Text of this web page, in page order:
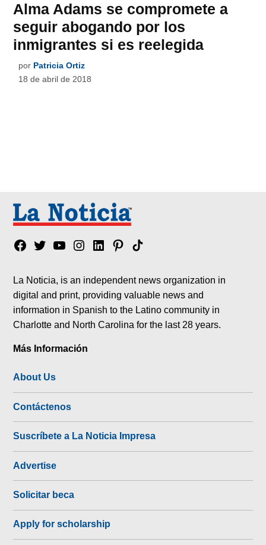
Alma Adams se compromete a
seguir abogando por los
inmigrantes si es reelegida
por Patricia Ortiz
18 de abril de 2018
Facebook
TwitterYouTubeInstagram
LinkedinPinterest
Tik
La Noticia, is an independent news organization in
digital and print, providing valuable news and
information in Spanish to the Latino community in
Charlotte and North Carolina for the last 28 years.
Más Información
About Us
Contáctenos
Suscríbete a La Noticia Impresa
Advertise
Solicitar beca
Apply for scholarship